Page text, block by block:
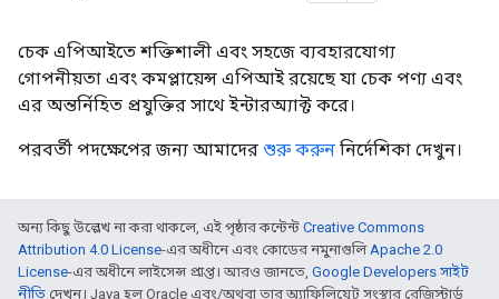
চেক এপিআইতে শক্তিশালী এবং সহজে ব্যবহারযোগ্য
গোপনীয়তা এবং কমপ্লায়েন্স এপিআই রয়েছে যা চেক পণ্য এবং
এর অন্তর্নিহিত প্রযুক্তির সাথে ইন্টারঅ্যাক্ট করে।
পরবর্তী পদক্ষেপের জন্য আমাদের শুরু করুন নির্দেশিকা দেখুন।
অন্য কিছু উল্লেখ না করা থাকলে, এই পৃষ্ঠার কন্টেন্ট Creative Commons
Attribution 4.0 License-এর অধীনে এবং কোডের নমুনাগুলিApache 2.0
License-এর অধীনে লাইসেন্স প্রাপ্ত। আরও জানতে, Google Developers সাইট
নীতি দেখুন। Java হল Oracle এবং/অথবা তার অ্যাফিলিয়েট সংস্থার রেজিস্টার্ড